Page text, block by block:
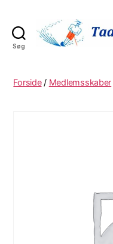
Søg
Forside/ Medlemsskaber